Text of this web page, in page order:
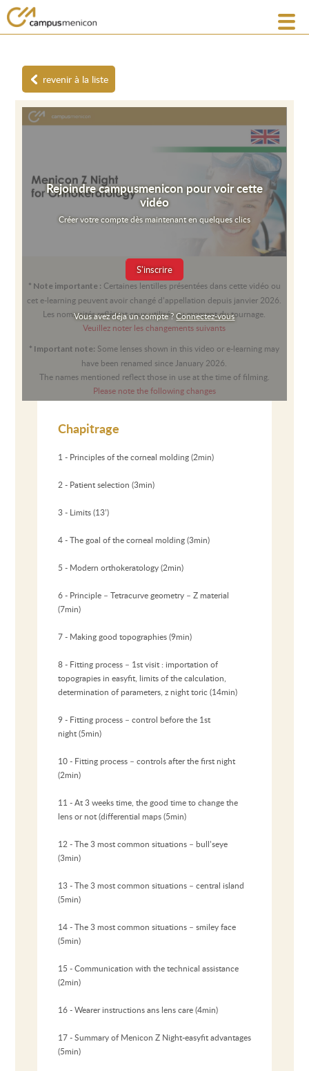
revenir à la liste
Rejoindre campusmenicon pour voir cette
vidéo
Créer votre compte dès maintenant en quelques clics
S'inscrire
Vous avez déja un compte ?Connectez-vous
* Note importante : Certaines lentilles présentées dans cette vidéo ou
cet e-learning peuvent avoir changé d’appellation depuis janvier 2026.
Les noms cités reflètent ceux utilisés au moment du tournage.
Veuillez noter les changements suivants
* Important note: Some lenses shown in this video or e-learning may
have been renamed since January 2026.
The names mentioned reflect those in use at the time of filming.
Please note the following changes
Chapitrage
1 - Principles of the corneal molding (2min)
2 - Patient selection (3min)
3 - Limits (13’)
4 - The goal of the corneal molding (3min)
5 - Modern orthokeratology (2min)
6 - Principle – Tetracurve geometry – Z material
(7min)
7 - Making good topographies (9min)
8 - Fitting process – 1st visit : importation of
topograpies in easyfit, limits of the calculation,
determination of parameters, z night toric (14min)
9 - Fitting process – control before the 1st
night (5min)
10 - Fitting process – controls after the first night
(2min)
11 - At 3 weeks time, the good time to change the
lens or not (differential maps (5min)
12 - The 3 most common situations – bull’seye
(3min)
13 - The 3 most common situations – central island
(5min)
14 - The 3 most common situations – smiley face
(5min)
15 - Communication with the technical assistance
(2min)
16 - Wearer instructions ans lens care (4min)
17 - Summary of Menicon Z Night-easyfit advantages
(5min)